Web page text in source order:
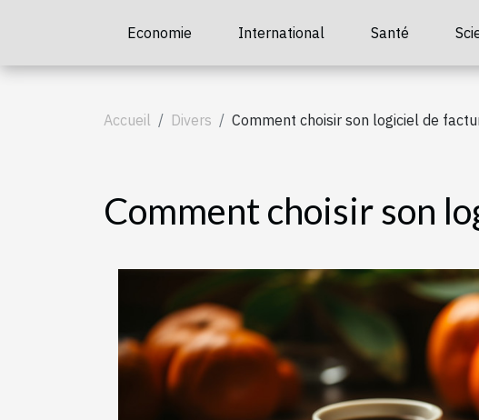
Economie International Santé
Accueil Divers Comment choisir son logiciel de
Comment choisir son